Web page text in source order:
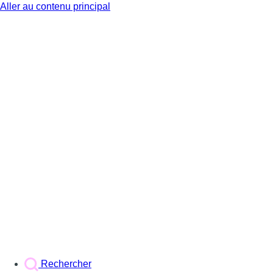
Aller au contenu principal
Rechercher